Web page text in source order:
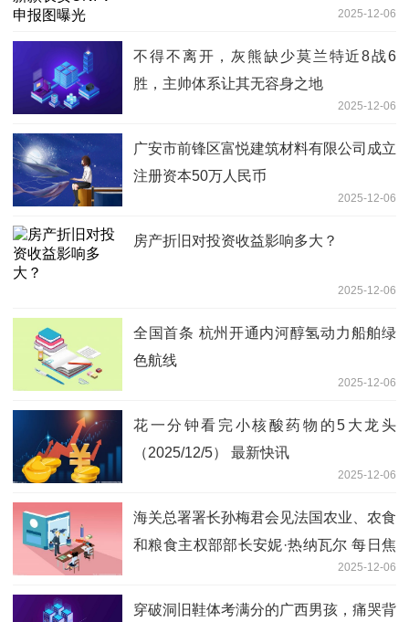
2025-12-06
不得不离开，灰熊缺少莫兰特近8战6
胜，主帅体系让其无容身之地
2025-12-06
广安市前锋区富悦建筑材料有限公司成立
注册资本50万人民币
2025-12-06
房产折旧对投资收益影响多大？
2025-12-06
全国首条 杭州开通内河醇氢动力船舶绿
色航线
2025-12-06
花一分钟看完小核酸药物的5大龙头
（2025/12/5） 最新快讯
2025-12-06
海关总署署长孙梅君会见法国农业、农食
和粮食主权部部长安妮·热纳瓦尔 每日焦
2025-12-06
穿破洞旧鞋体考满分的广西男孩，痛哭背